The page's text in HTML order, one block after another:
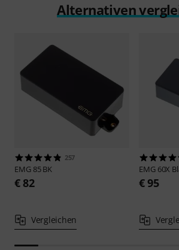
Alternativen
257
EMG 85 BK
€ 82
Vergleichen
EMG 60X
€ 95